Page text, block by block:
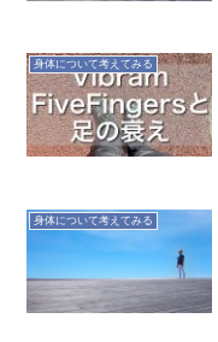
身体について考えてみる
身体について考えてみる